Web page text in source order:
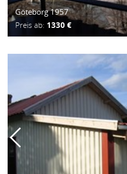
Göteborg 1957
Preis ab: 1330 €